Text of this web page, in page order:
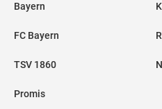
Bayern
FC Bayern
TSV 1860
Promis